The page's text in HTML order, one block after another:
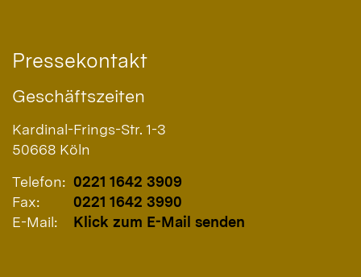
Pressekontakt
Geschäftszeiten
Kardinal-Frings-Str. 1-3
50668 Köln
Telefon: 0221 1642 3909
Fax:
0221 1642 3990
E-Mail:
Klick zum E-Mail senden